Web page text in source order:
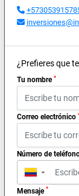
¿Prefieres que
Tu nombre *
Correo electrónico
Número de
▼
Mensaje *